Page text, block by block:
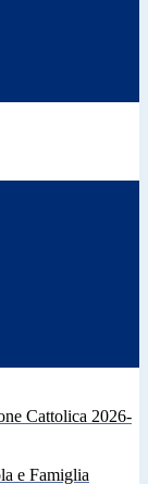
Cattolica 2026-
e Famiglia